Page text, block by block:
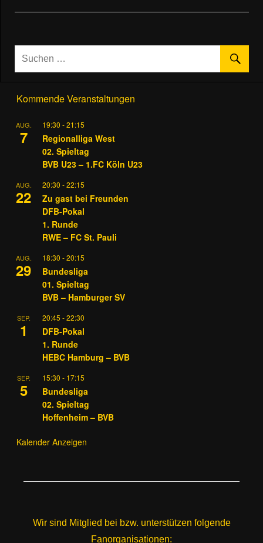
Kommende Veranstaltungen
AUG.
7
19:30 -21:15
Regionalliga West
02. Spieltag
BVB U23 – 1.FC Köln U23
AUG.
22
20:30 -22:15
Zu gast bei Freunden
DFB-Pokal
1. Runde
RWE – FC St. Pauli
AUG.
29
18:30 -20:15
Bundesliga
01. Spieltag
BVB – Hamburger SV
SEP.
1
20:45 -22:30
DFB-Pokal
1. Runde
HEBC Hamburg – BVB
SEP.
5
15:30 - 17:15
Bundesliga
02. Spieltag
Hoffenheim – BVB
Kalender Anzeigen
Wir sind Mitglied bei bzw. unterstützen folgende
Fanorganisationen: